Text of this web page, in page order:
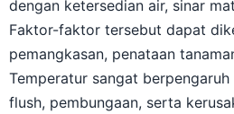
dengan ketersedian air, sinar
Faktor-faktor tersebut dapat
pemangkasan, penataan
Temperatur sangat
flush, pembungaan, serta